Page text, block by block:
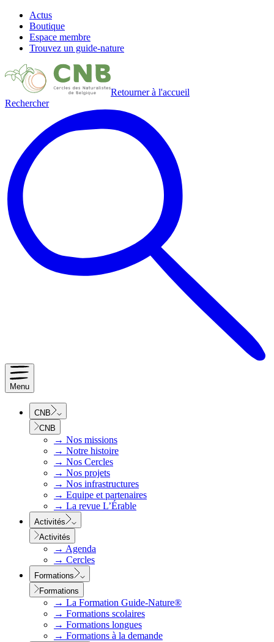
Actus
Boutique
Espace membre
Trouvez un guide-nature
Retourner à l'accueil
Rechercher
Menu
CNB
CNB
→ Nos missions
→ Notre histoire
→ Nos Cercles
→ Nos projets
→ Nos infrastructures
→ Equipe et partenaires
→ La revue L’Érable
Activités
Activités
→ Agenda
→ Cercles
Formations
Formations
→ La Formation Guide-Nature®
→ Formations scolaires
→ Formations longues
→ Formations à la demande